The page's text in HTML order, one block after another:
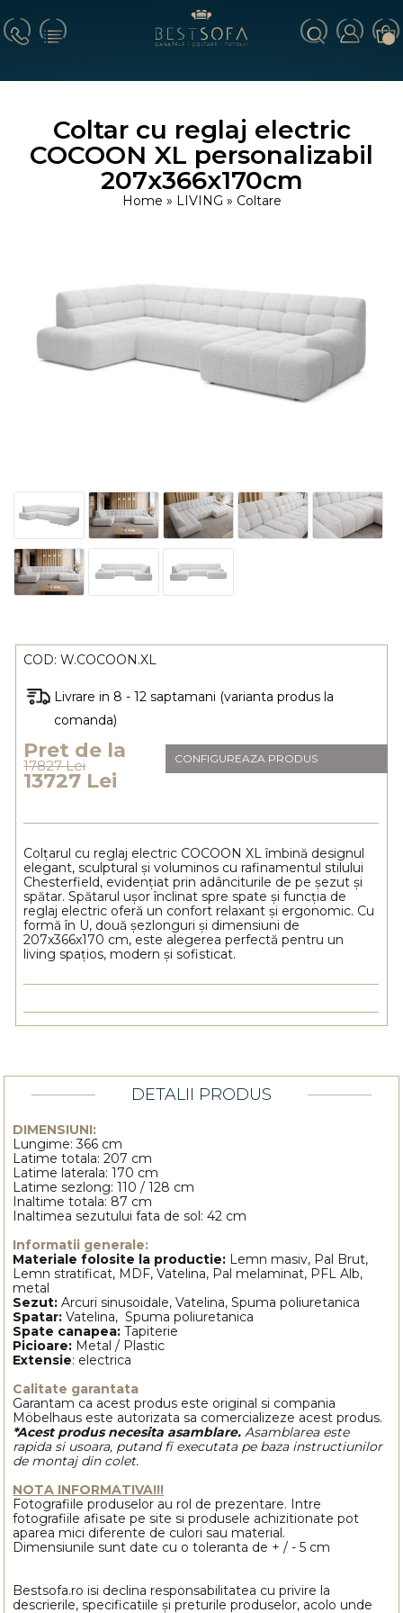
Coltar cu reglaj electric
COCOON XL personalizabil
207x366x170cm
Home » LIVING » Coltare
COD:W.COCOON.XL
Livrare in 8 - 12 saptamani (varianta produs la
comanda)
Pret de la
17827 Lei
13727 Lei
CONFIGUREAZA PRODUS
Colțarul cu reglaj electric COCOON XL îmbină designul
elegant, sculptural și voluminos cu rafinamentul stilului
Chesterfield, evidențiat prin adânciturile de pe șezut și
spătar. Spătarul ușor înclinat spre spate și funcția de
reglaj electric oferă un confort relaxant și ergonomic. Cu
formă în U, două șezlonguri și dimensiuni de
207x366x170 cm, este alegerea perfectă pentru un
living spațios, modern și sofisticat.
DETALII PRODUS
DIMENSIUNI:
Lungime: 366 cm
Latime totala: 207 cm
Latime laterala: 170 cm
Latime sezlong: 110 / 128 cm
Inaltime totala: 87 cm
Inaltimea sezutului fata de sol: 42 cm
Informatii generale:
Materiale folosite la productie: Lemn masiv, Pal Brut,
Lemn stratificat, MDF, Vatelina, Pal melaminat, PFL Alb,
metal
Sezut:Arcuri sinusoidale, Vatelina, Spuma poliuretanica
Spatar: Vatelina, Spuma poliuretanica
Spate canapea: Tapiterie
Picioare: Metal / Plastic
Extensie: electrica
Calitate garantata
Garantam ca acest produs este original si compania
Möbelhaus este autorizata sa comercializeze acest produs.
*Acest produs necesita asamblare.Asamblarea este
rapida si usoara, putand fi executata pe baza instructiunilor
de montaj din colet.
NOTA INFORMATIVA!!!
Fotografiile produselor au rol de prezentare. Intre
fotografiile afisate pe site si produsele achizitionate pot
aparea mici diferente de culori sau material.
Dimensiunile sunt date cu o toleranta de + / - 5 cm
Bestsofa.ro isi declina responsabilitatea cu privire la
descrierile, specificatiile și preturile produselor, acolo unde